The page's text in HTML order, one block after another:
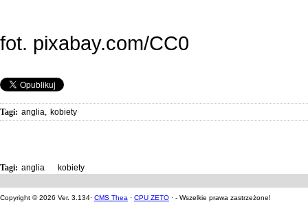
fot. pixabay.com/CC0
Tagi: anglia, kobiety
Tagi: anglia kobiety
Copyright © 2026 Ver. 3.134· CMS Thea · CPU ZETO · - Wszelkie prawa zastrzeżone!